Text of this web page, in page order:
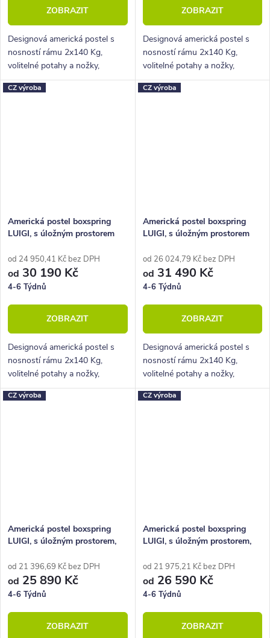
ZOBRAZIT
Designová americká postel s
nosností rámu 2x140 Kg,
volitelné potahy a nožky,
hluboký úložný prostor.
ZOBRAZIT
Designová americká postel s
nosností rámu 2x140 Kg,
volitelné potahy a nožky,
hluboký úložný prostor.
CZ výroba
Americká postel boxspring
LUIGI, s úložným prostorem
od 24 950,41 Kč bez DPH
od 30 190 Kč
4-6 Týdnů
ZOBRAZIT
Designová americká postel s
nosností rámu 2x140 Kg,
volitelné potahy a nožky,
hluboký úložný prostor.
CZ výroba
Americká postel boxspring
LUIGI, s úložným prostorem
od 26 024,79 Kč bez DPH
od 31 490 Kč
4-6 Týdnů
ZOBRAZIT
Designová americká postel s
nosností rámu 2x140 Kg,
volitelné potahy a nožky,
hluboký úložný prostor.
CZ výroba
Americká postel boxspring
LUIGI, s úložným prostorem,
od 21 396,69 Kč bez DPH
od 25 890 Kč
4-6 Týdnů
ZOBRAZIT
CZ výroba
Americká postel boxspring
LUIGI, s úložným prostorem,
od 21 975,21 Kč bez DPH
od 26 590 Kč
4-6 Týdnů
ZOBRAZIT